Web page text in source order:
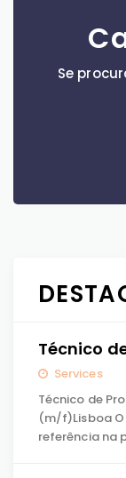
Se
Técnico
Services
Técnico de
(m/f)Lisboa O
referência na